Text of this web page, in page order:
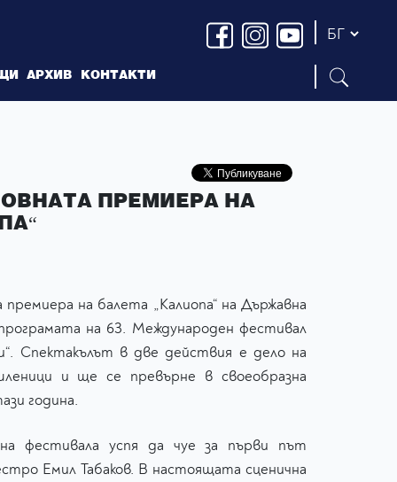
АРХИВ КОНТАКТИ
ПРЕМИЕРА НА
на балета „Калиопа“ на Държавна
на 63. Международен фестивал
Спектакълът в две действия е дело на
и ще се превърне в своеобразна
година.
фестивала успя да чуе за първи път
Емил Табаков. В настоящата сценична